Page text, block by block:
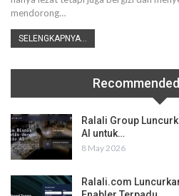
mendorong…
SELENGKAPNYA...
Ralali Group
AI untuk…
8 May 2026
Ralali.com